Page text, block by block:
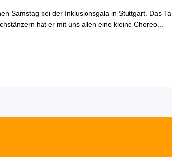
Samstag bei der Inklusionsgala in Stuttgart. Das
hat er mit uns allen eine kleine Choreo...